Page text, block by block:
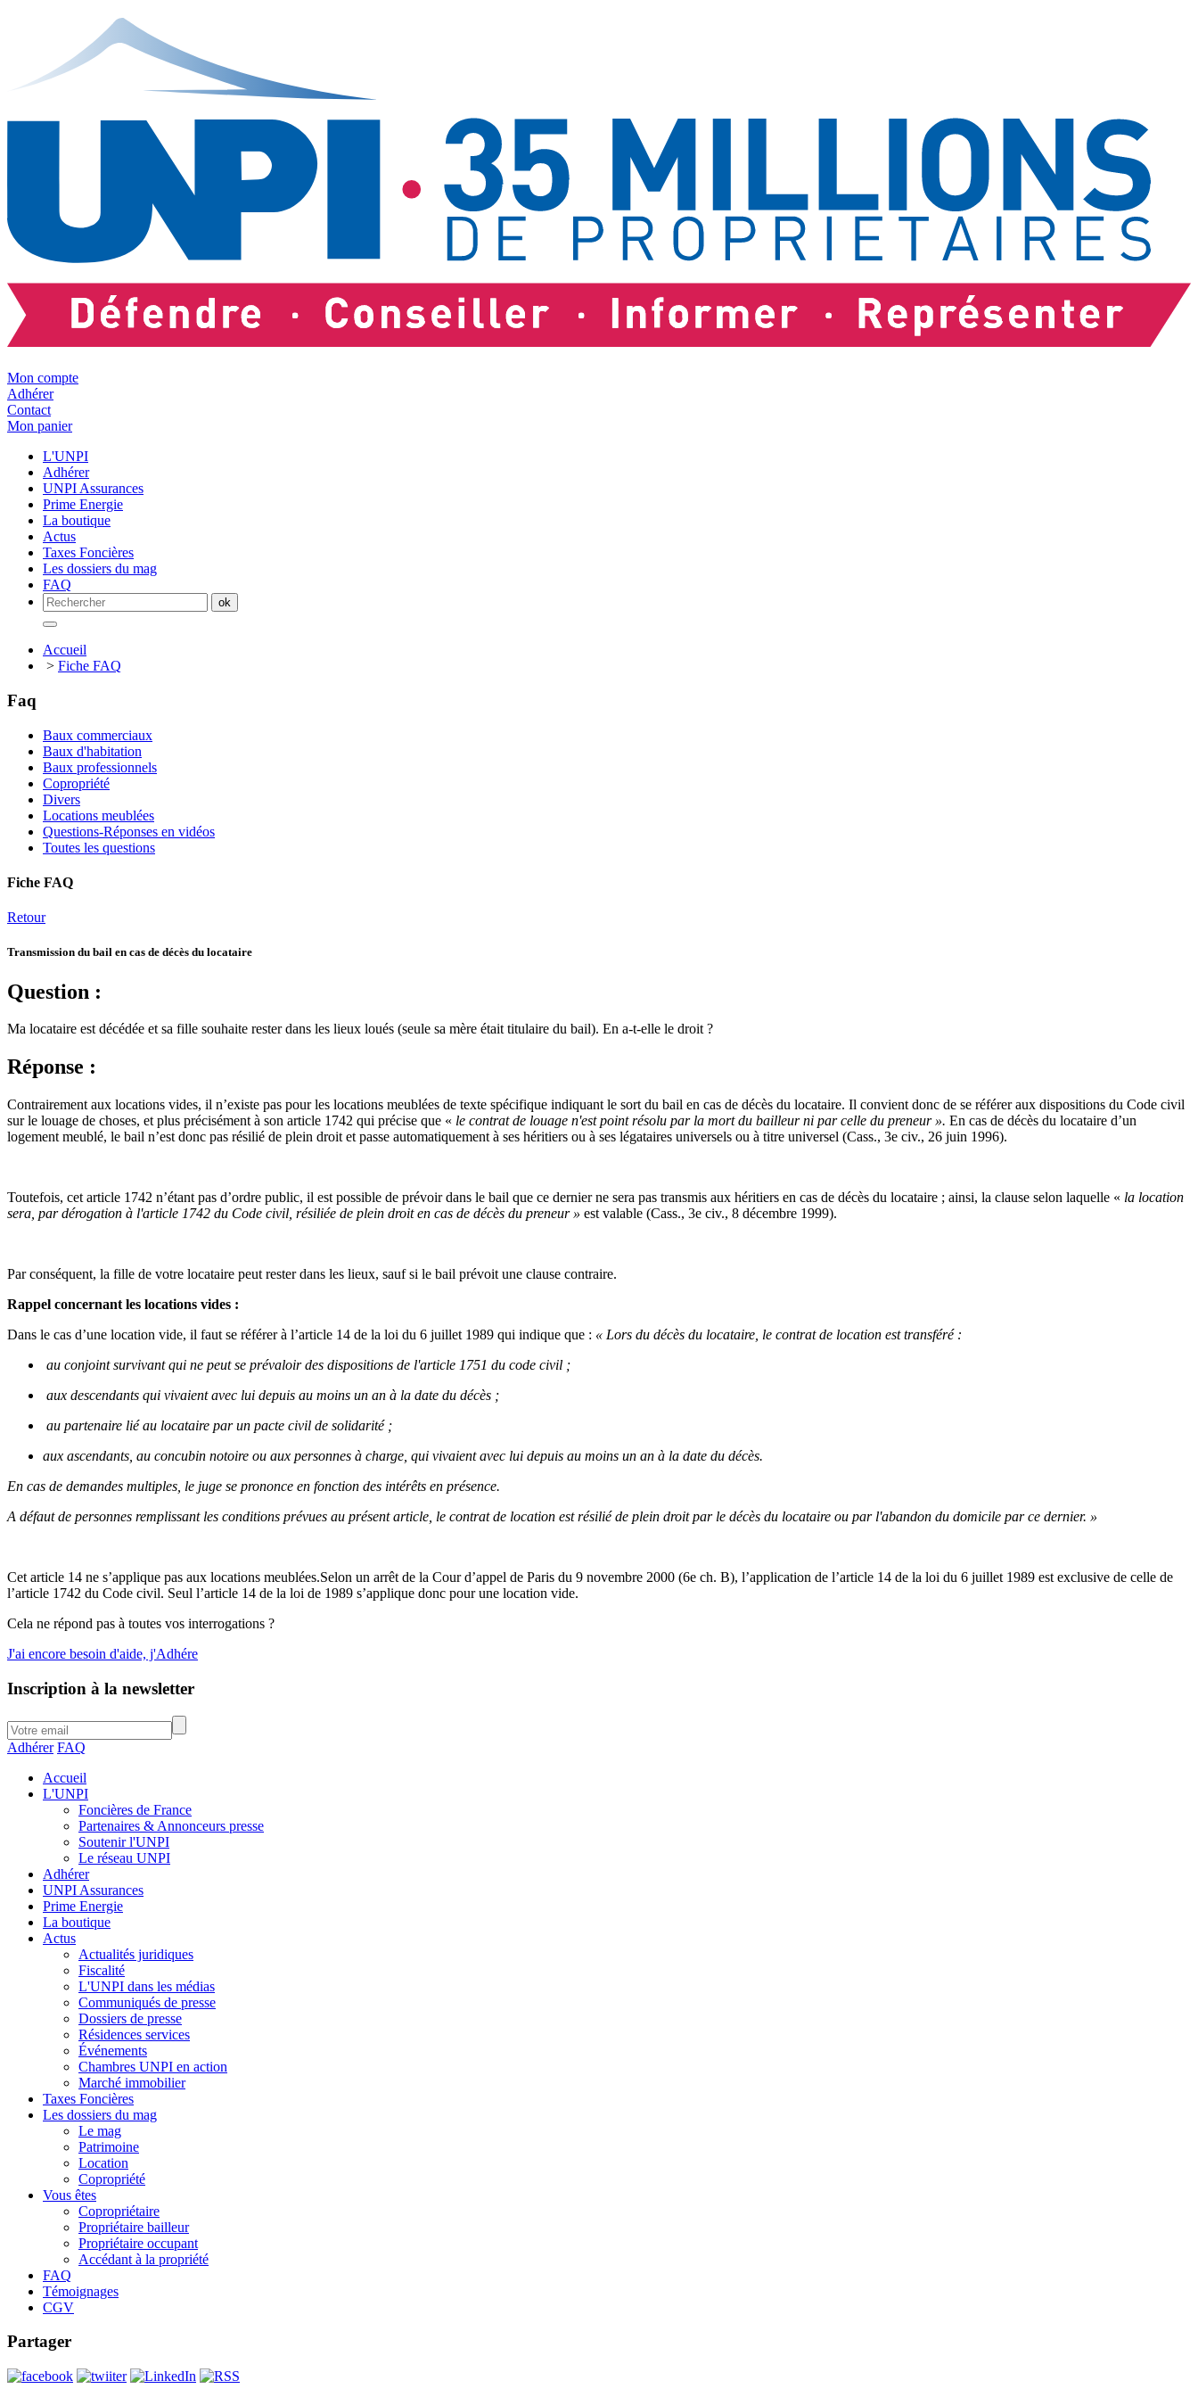
Mon compte
Adhérer
Contact
Mon panier
L'UNPI
Adhérer
UNPI Assurances
Prime Energie
La boutique
Actus
Taxes Foncières
Les dossiers du mag
FAQ
Accueil
> Fiche FAQ
Faq
Baux commerciaux
Baux d'habitation
Baux professionnels
Copropriété
Divers
Locations meublées
Questions-Réponses en vidéos
Toutes les questions
Fiche FAQ
Retour
Transmission du bail en cas de décès du locataire
Question :
Ma locataire est décédée et sa fille souhaite rester dans les lieux loués (seule sa mère était titulaire du bail). En a-t-elle le droit ?
Réponse :
Contrairement aux locations vides, il n’existe pas pour les locations meublées de texte spécifique indiquant le sort du bail en cas de décès du locataire. Il convient donc de se référer aux dispositions du Code civil
sur le louage de choses, et plus précisément à son article 1742 qui précise que « le contrat de louage n'est point résolu par la mort du bailleur ni par celle du preneur ». En cas de décès du locataire d’un
logement meublé, le bail n’est donc pas résilié de plein droit et passe automatiquement à ses héritiers ou à ses légataires universels ou à titre universel (Cass., 3e civ., 26 juin 1996).
Toutefois, cet article 1742 n’étant pas d’ordre public, il est possible de prévoir dans le bail que ce dernier ne sera pas transmis aux héritiers en cas de décès du locataire ; ainsi, la clause selon laquelle « la location
sera, par dérogation à l'article 1742 du Code civil, résiliée de plein droit en cas de décès du preneur » est valable (Cass., 3e civ., 8 décembre 1999).
Par conséquent, la fille de votre locataire peut rester dans les lieux, sauf si le bail prévoit une clause contraire.
Rappel concernant les locations vides :
Dans le cas d’une location vide, il faut se référer à l’article 14 de la loi du 6 juillet 1989 qui indique que : « Lors du décès du locataire, le contrat de location est transféré :
au conjoint survivant qui ne peut se prévaloir des dispositions de l'article 1751 du code civil ;
aux descendants qui vivaient avec lui depuis au moins un an à la date du décès ;
au partenaire lié au locataire par un pacte civil de solidarité ;
aux ascendants, au concubin notoire ou aux personnes à charge, qui vivaient avec lui depuis au moins un an à la date du décès.
En cas de demandes multiples, le juge se prononce en fonction des intérêts en présence.
A défaut de personnes remplissant les conditions prévues au présent article, le contrat de location est résilié de plein droit par le décès du locataire ou par l'abandon du domicile par ce dernier. »
Cet article 14 ne s’applique pas aux locations meublées.Selon un arrêt de la Cour d’appel de Paris du 9 novembre 2000 (6e ch. B), l’application de l’article 14 de la loi du 6 juillet 1989 est exclusive de celle de
l’article 1742 du Code civil. Seul l’article 14 de la loi de 1989 s’applique donc pour une location vide.
Cela ne répond pas à toutes vos interrogations ?
J'ai encore besoin d'aide, j'Adhére
Inscription à la newsletter
Adhérer FAQ
Accueil
L'UNPI
Foncières de France
Partenaires & Annonceurs presse
Soutenir l'UNPI
Le réseau UNPI
Adhérer
UNPI Assurances
Prime Energie
La boutique
Actus
Actualités juridiques
Fiscalité
L'UNPI dans les médias
Communiqués de presse
Dossiers de presse
Résidences services
Événements
Chambres UNPI en action
Marché immobilier
Taxes Foncières
Les dossiers du mag
Le mag
Patrimoine
Location
Copropriété
Vous êtes
Copropriétaire
Propriétaire bailleur
Propriétaire occupant
Accédant à la propriété
FAQ
Témoignages
CGV
Partager